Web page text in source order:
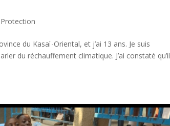
Protection
du Kasaï-Oriental, et j’ai 13 ans. Je suis
du réchauffement climatique. J’ai constaté qu’il